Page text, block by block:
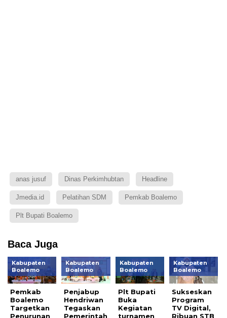
anas jusuf Dinas Perkimhubtan Headline
Jmedia.id Pelatihan SDM Pemkab Boalemo
Plt Bupati Boalemo
Baca Juga
Kabupaten
Boalemo
Pemkab
Boalemo
Targetkan
Penurunan
Kabupaten
Boalemo
Penjabup
Hendriwan
Tegaskan
Pemerintah
Kabupaten
Boalemo
Plt Bupati
Buka
Kegiatan
turnamen
Kabupaten
Boalemo
Sukseskan
Program
TV Digital,
Ribuan STB